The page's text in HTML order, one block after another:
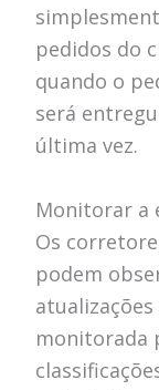
pedidos do
quando o
será
última vez.
Monitorar a
Os
podem
atualizações
monitorada